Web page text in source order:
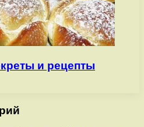
и рецепты